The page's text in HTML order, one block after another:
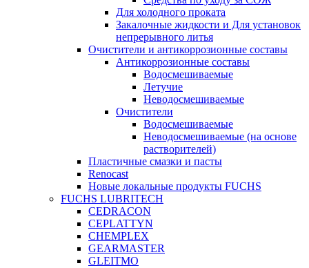
Для холодного проката
Закалочные жидкости и Для установок
непрерывного литья
Очистители и антикоррозионные составы
Антикоррозионные составы
Водосмешиваемые
Летучие
Неводосмешиваемые
Очистители
Водосмешиваемые
Неводосмешиваемые (на основе
растворителей)
Пластичные смазки и пасты
Renocast
Новые локальные продукты FUCHS
FUCHS LUBRITECH
CEDRACON
CEPLATTYN
CHEMPLEX
GEARMASTER
GLEITMO